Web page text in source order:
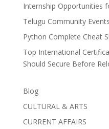
Internship Opportunities
Telugu Community
Python Complete Cheat
Top International
Should Secure Before
Blog
CULTURAL & ARTS
CURRENT AFFAIRS